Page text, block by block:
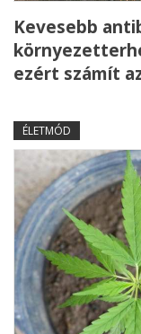
Kevesebb
ezért számít
ÉLETMÓD